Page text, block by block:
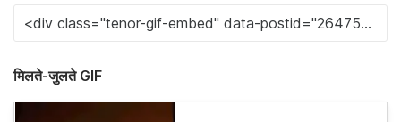
मिलते-जुलते GIF